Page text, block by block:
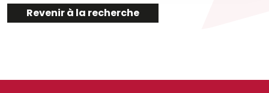
Revenir à la recherche